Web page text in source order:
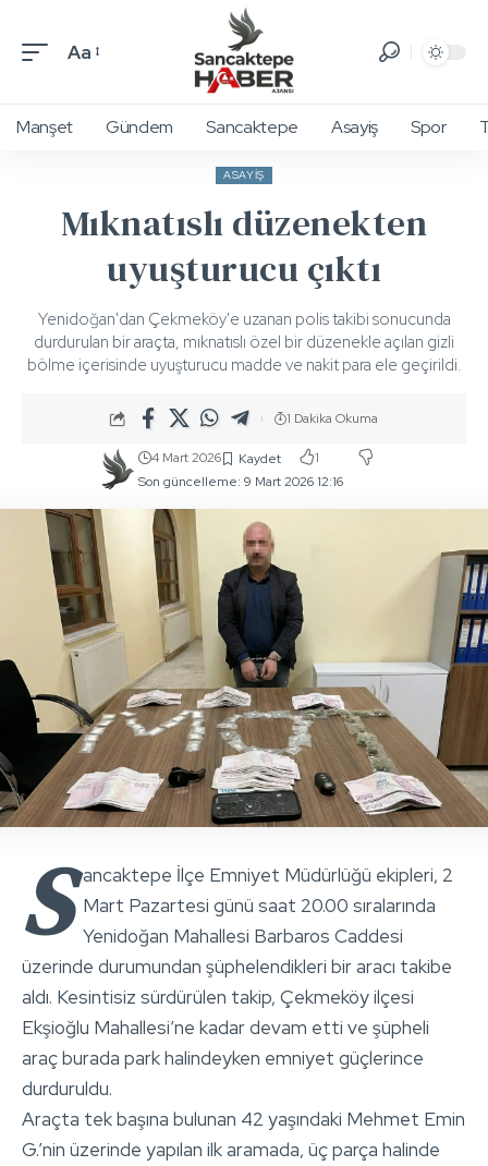
Aa
Manşet Gündem Sancaktepe Asayiş Spor
ASAYIŞ
Mıknatıslı düzenekten
uyuşturucu çıktı
Yenidoğan'dan Çekmeköy'e uzanan polis takibi sonucunda
durdurulan bir araçta, mıknatıslı özel bir düzenekle açılan gizli
bölme içerisinde uyuşturucu madde ve nakit para ele geçirildi.
Son güncelleme: 9 Mart 2026 12:16
4 Mart 2026 1
1 Dakika Okuma
S ancaktepe İlçe Emniyet Müdürlüğü ekipleri, 2
Mart Pazartesi günü saat 20.00 sıralarında
Yenidoğan Mahallesi Barbaros Caddesi
üzerinde durumundan şüphelendikleri bir aracı takibe
aldı. Kesintisiz sürdürülen takip, Çekmeköy ilçesi
Ekşioğlu Mahallesi’ne kadar devam etti ve şüpheli
araç burada park halindeyken emniyet güçlerince
durduruldu.
Araçta tek başına bulunan 42 yaşındaki Mehmet Emin
G.’nin üzerinde yapılan ilk aramada, üç parça halinde